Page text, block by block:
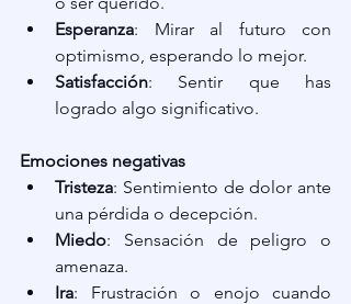
Esperanza: Mirar al futuro con
optimismo, esperando lo mejor.
Satisfacción: Sentir que has
logrado algo significativo.
Emociones negativas
Tristeza: Sentimiento de dolor ante
una pérdida o decepción.
Miedo: Sensación de peligro o
amenaza.
Ira: Frustración o enojo cuando